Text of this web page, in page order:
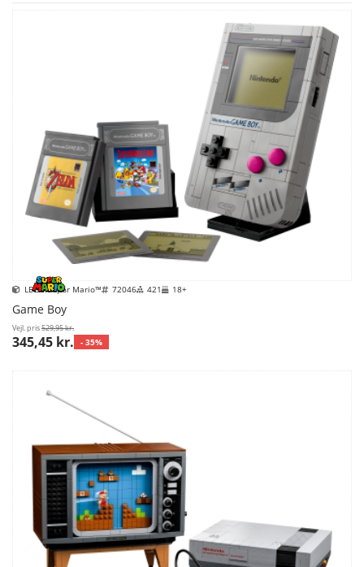
LEGO Super Mario™ 72046 421 18+
Game Boy
Vejl. pris529,95 kr.
345,45 kr. - 35%